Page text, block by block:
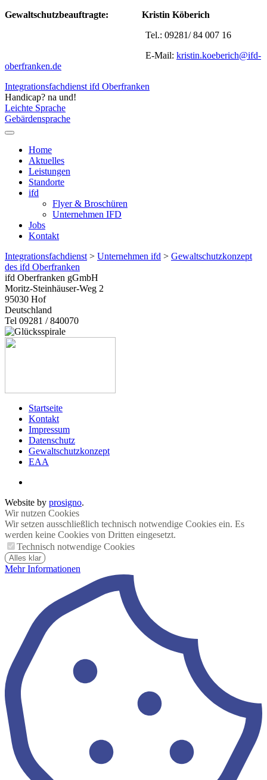
Gewaltschutzbeauftragte:
Kristin Köberich
Tel.: 09281/ 84 007 16
E-Mail: kristin.koeberich@ifd-
oberfranken.de
Integrationsfachdienst ifd Oberfranken
Handicap? na und!
Leichte Sprache
Gebärdensprache
Home
Aktuelles
Leistungen
Standorte
ifd
Flyer & Broschüren
Unternehmen IFD
Jobs
Kontakt
Integrationsfachdienst > Unternehmen ifd > Gewaltschutzkonzept
des ifd Oberfranken
ifd Oberfranken gGmbH
Moritz-Steinhäuser-Weg 2
95030 Hof
Deutschland
Tel 09281 / 840070
Startseite
Kontakt
Impressum
Datenschutz
Gewaltschutzkonzept
EAA
Website by prosigno.
Wir nutzen Cookies
Wir setzen ausschließlich technisch notwendige Cookies ein. Es
werden keine Cookies von Dritten eingesetzt.
Technisch notwendige Cookies
Alles klar
Mehr Informationen